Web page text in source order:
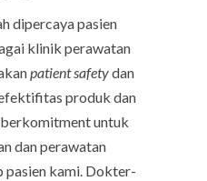
dipercaya pasien
klinik perawatan
patient safetydan
produk dan
untuk
dan perawatan
kami. Dokter-